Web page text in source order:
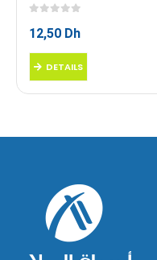
12,50 Dh
DETAILS